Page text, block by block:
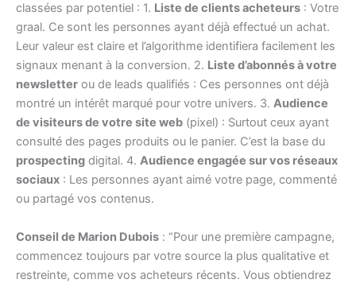
classées par potentiel : 1. Liste de clients acheteurs : Votre
graal. Ce sont les personnes ayant déjà effectué un achat.
Leur valeur est claire et l’algorithme identifiera facilement les
signaux menant à la conversion. 2. Liste d’abonnés à votre
newsletter ou de leads qualifiés : Ces personnes ont déjà
montré un intérêt marqué pour votre univers. 3. ͏ Audience
de visiteurs de votre site web (pixel) : Surtout ceux ayant
consulté des pages produits ou le panier. C’est la base du
prospecting digital. 4. ͏ Audience engagée sur vos réseaux
sociaux : Les personnes ayant aimé votre page, commenté
ou partagé vos contenus.
Conseil de Marion Dubois : “Pour une première campagne,
commencez toujours par votre source la plus qualitative et
restreinte, comme vos acheteurs récents. Vous obtiendrez